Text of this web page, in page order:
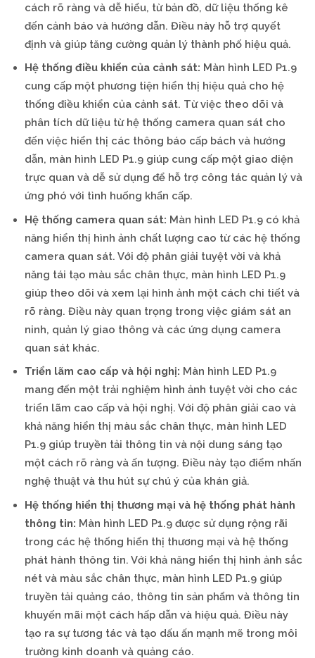
cách rõ ràng và dễ hiểu, từ bản đồ, dữ liệu thống kê
đến cảnh báo và hướng dẫn. Điều này hỗ trợ quyết
định và giúp tăng cường quản lý thành phố hiệu quả.
Hệ thống điều khiển của cảnh sát: Màn hình LED P1.9
cung cấp một phương tiện hiển thị hiệu quả cho hệ
thống điều khiển của cảnh sát. Từ việc theo dõi và
phân tích dữ liệu từ hệ thống camera quan sát cho
đến việc hiển thị các thông báo cấp bách và hướng
dẫn, màn hình LED P1.9 giúp cung cấp một giao diện
trực quan và dễ sử dụng để hỗ trợ công tác quản lý và
ứng phó với tình huống khẩn cấp.
Hệ thống camera quan sát: Màn hình LED P1.9 có khả
năng hiển thị hình ảnh chất lượng cao từ các hệ thống
camera quan sát. Với độ phân giải tuyệt vời và khả
năng tái tạo màu sắc chân thực, màn hình LED P1.9
giúp theo dõi và xem lại hình ảnh một cách chi tiết và
rõ ràng. Điều này quan trọng trong việc giám sát an
ninh, quản lý giao thông và các ứng dụng camera
quan sát khác.
Triển lãm cao cấp và hội nghị: Màn hình LED P1.9
mang đến một trải nghiệm hình ảnh tuyệt vời cho các
triển lãm cao cấp và hội nghị. Với độ phân giải cao và
khả năng hiển thị màu sắc chân thực, màn hình LED
P1.9 giúp truyền tải thông tin và nội dung sáng tạo
một cách rõ ràng và ấn tượng. Điều này tạo điểm nhấn
nghệ thuật và thu hút sự chú ý của khán giả.
Hệ thống hiển thị thương mại và hệ thống phát hành
thông tin: Màn hình LED P1.9 được sử dụng rộng rãi
trong các hệ thống hiển thị thương mại và hệ thống
phát hành thông tin. Với khả năng hiển thị hình ảnh sắc
nét và màu sắc chân thực, màn hình LED P1.9 giúp
truyền tải quảng cáo, thông tin sản phẩm và thông tin
khuyến mãi một cách hấp dẫn và hiệu quả. Điều này
tạo ra sự tương tác và tạo dấu ấn mạnh mẽ trong môi
trường kinh doanh và quảng cáo.